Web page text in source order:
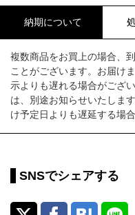
納期について
複数商品をお買上の場合、
ことがございます。お届け
示よりも遅れる場合がござ
は、別途お知らせいたしま
け予定日よりも遅延する場
SNSでシェアする